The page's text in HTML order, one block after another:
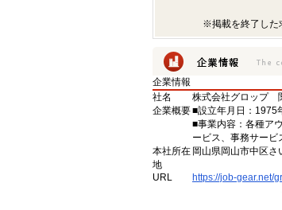
※掲載を終了した
企業情報
社名
株式会社グロップ
企業概要■設立年月日：1975
■事業内容：各種ア
ービス、事務サービ
本社所在
地
岡山県岡山市中区さ
URL https://job-gear.net/